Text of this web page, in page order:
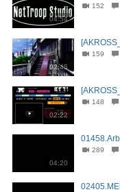
04:54
152
02:45
159
02:22
148
04:20
289